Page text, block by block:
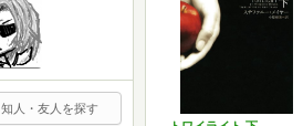
知人・友人を探す